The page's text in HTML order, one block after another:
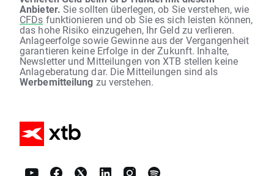
Anbieter. Sie sollten überlegen, ob Sie verstehen, wie
CFDs funktionieren und ob Sie es sich leisten können,
das hohe Risiko einzugehen, Ihr Geld zu verlieren.
Anlageerfolge sowie Gewinne aus der Vergangenheit
garantieren keine Erfolge in der Zukunft. Inhalte,
Newsletter und Mitteilungen von XTB stellen keine
Anlageberatung dar. Die Mitteilungen sind als
Werbemitteilung zu verstehen.